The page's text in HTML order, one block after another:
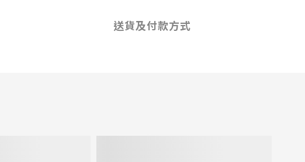
送貨及付款方式